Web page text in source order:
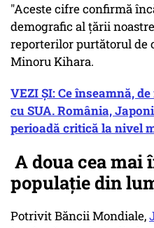
"Aceste cifre confirmă
demografic al ţării
reporterilor purtătorul de
Minoru Kihara.
VEZI ȘI: Ce înseamnă,
cu SUA. România,
perioadă critică la nivel
A doua cea mai
populaţie din
Potrivit Băncii Mondiale,